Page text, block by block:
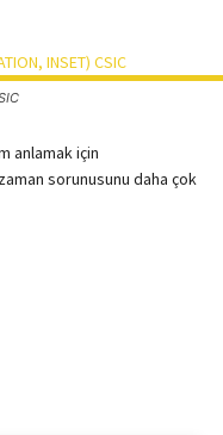
anlamak için
sorunusunu daha çok